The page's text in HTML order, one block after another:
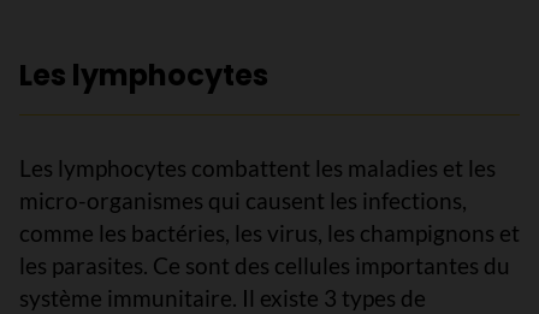
Les lymphocytes
Les lymphocytes combattent les maladies et les
micro-organismes qui causent les infections,
comme les bactéries, les virus, les champignons et
les parasites. Ce sont des cellules importantes du
système immunitaire. Il existe 3 types de